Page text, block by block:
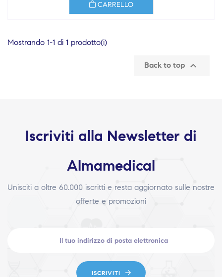
CARRELLO
Mostrando 1-1 di 1 prodotto(i)
Back to top 
Iscriviti alla Newsletter di
Almamedical
Unisciti a oltre 60.000 iscritti e resta aggiornato sulle nostre
offerte e promozioni
ISCRIVITI